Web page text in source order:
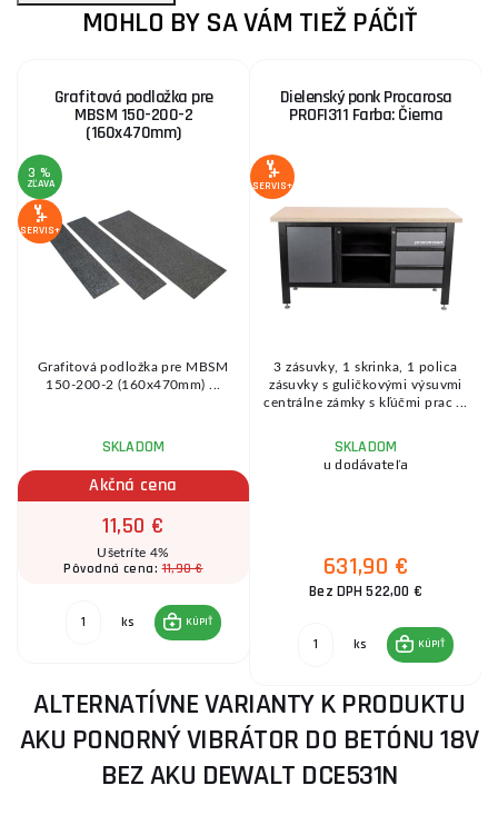
MOHLO BY SA VÁM TIEŽ PÁČIŤ
Grafitová podložka pre
MBSM 150-200-2
(160x470mm)
3 %
ZĽAVA
SERVIS+
Grafitová podložka pre MBSM
150-200-2 (160x470mm) ...
SKLADOM
Akčná cena
11,50 €
Ušetríte 4%
Pôvodná cena:11,90 €
ks KÚPIŤ
Dielenský ponk Procarosa
PROFI311 Farba: Čierna
SERVIS+
3 zásuvky, 1 skrinka, 1 polica
zásuvky s guličkovými výsuvmi
centrálne zámky s kľúčmi prac ...
SKLADOM
u dodávateľa
631,90 €
Bez DPH 522,00 €
ks KÚPIŤ
ALTERNATÍVNE VARIANTY K PRODUKTU
AKU PONORNÝ VIBRÁTOR DO BETÓNU 18V
BEZ AKU DEWALT DCE531N